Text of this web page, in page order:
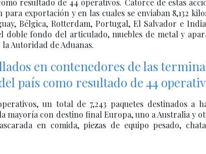
resultado de 44 operativos. Catorce de estas
exportación y en las cuales se enviaban 8,132
Bélgica, Rotterdam, Portugal, El Salvador e
doble fondo del articulado, muebles de metal y
Autoridad de Aduanas.
en contenedores de las
país como resultado de 44
un total de 7,243 paquetes destinados a
mayoría con destino final Europa, uno a Australia y
en comida, piezas de equipo pesado,